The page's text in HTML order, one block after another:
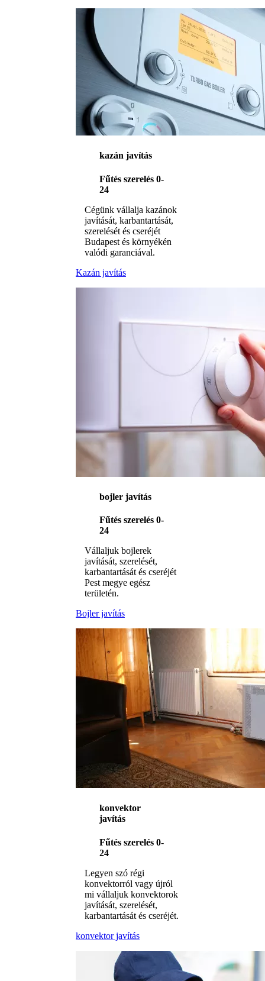
kazán javítás
Fűtés szerelés 0-
24
Cégünk vállalja kazánok
javítását, karbantartását,
szerelését és cseréjét
Budapest és környékén
valódi garanciával.
Kazán javítás
bojler javítás
Fűtés szerelés 0-
24
Vállaljuk bojlerek
javítását, szerelését,
karbantartását és cseréjét
Pest megye egész
területén.
Bojler javítás
konvektor
javítás
Fűtés szerelés 0-
24
Legyen szó régi
konvektorról vagy újról
mi vállaljuk konvektorok
javítását, szerelését,
karbantartását és cseréjét.
konvektor javítás